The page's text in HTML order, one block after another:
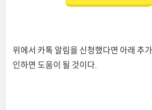
위에서 카톡 알림을 신청했다면 아래 추
인하면 도움이 될 것이다.